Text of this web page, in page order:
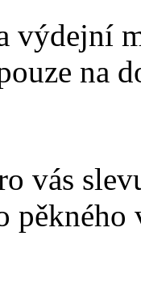
výdejní
na
vás
pěkného